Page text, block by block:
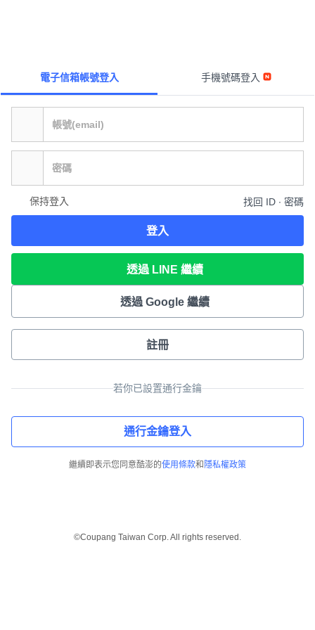
電子信箱帳號登入 手機號碼登入
保持登入 找回 ID ∙ 密碼
登入
透過 LINE 繼續
透過 Google 繼續
註冊
若你已設置通行金鑰
通行金鑰登入
繼續即表示您同意酷澎的使用條款和 隱私權政策
©Coupang Taiwan Corp. All rights reserved.